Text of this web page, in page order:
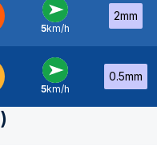
O -
5km/h
2mm
O -
5km/h
0.5mm
)